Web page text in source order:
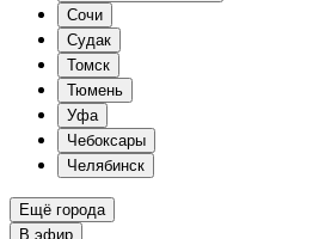
Сочи
Судак
Томск
Тюмень
Уфа
Чебоксары
Челябинск
Ещё города
В эфир